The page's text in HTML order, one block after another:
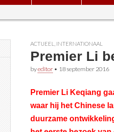
ACTUEEL INTERNATIONAAL
Premier Li
byeditor • 18 september 2016
Premier Li Keqiang
waar hij het Chinese
duurzame